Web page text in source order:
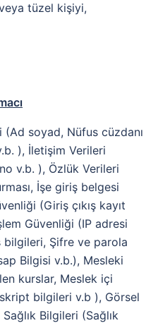
tüzel kişiyi,
soyad, Nüfus cüzdanı
), İletişim Verileri
v.b. ), Özlük Verileri
İşe giriş belgesi
(Giriş çıkış kayıt
Güvenliği (IP adresi
bilgileri, Şifre ve parola
Bilgisi v.b.), Mesleki
kurslar, Meslek içi
bilgileri v.b ), Görsel
Bilgileri (Sağlık